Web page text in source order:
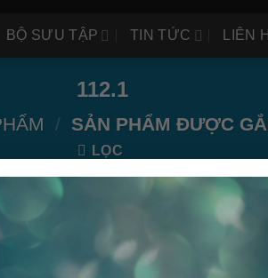
BỘ SƯU TẬP TIN TỨC LIÊN
112.1
/ SẢN PHẨM ĐƯỢC
LỌC